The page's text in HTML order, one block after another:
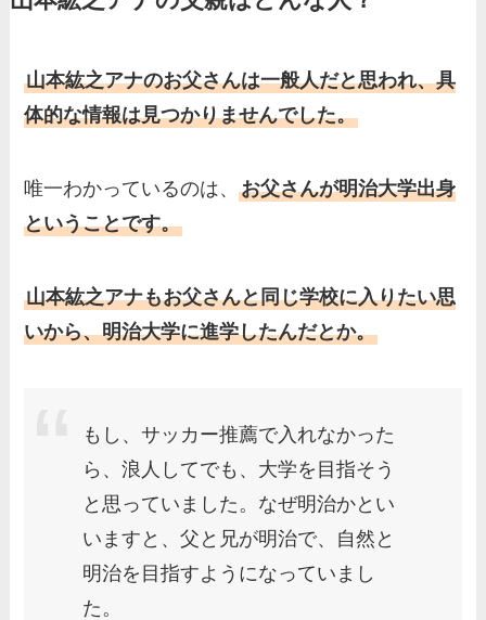
人？家族を調査！
三浦璃来の実家はお金持ち！
ど、家族を調査！
羽鳥慎一アナの両親（父・
母）を徹底調査！実家の兄弟
片岡凜の母親が美人！家族構
成や父・片岡達也、兄弟につ
業や経歴を調査！兄弟や実家
の家族もまとめ！
伊藤海彦の兄弟は弟の夏彦！
実家の両親など家族情報も全
部まとめた！
山本紘之アナのお父さんは一般人だと思われ、具
体的な情報は見つかりませんでした。
唯一わかっているのは、お父さんが明治大学出身
ということです。
山本紘之アナもお父さんと同じ学校に入りたい思
いから、明治大学に進学したんだとか。
もし、サッカー推薦で入れなかった
ら、浪人してでも、大学を目指そう
と思っていました。なぜ明治かとい
いますと、父と兄が明治で、自然と
明治を目指すようになっていまし
た。